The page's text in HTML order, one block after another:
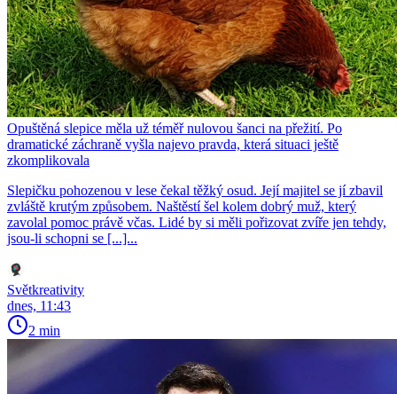
Opuštěná slepice měla už téměř nulovou šanci na přežití. Po
dramatické záchraně vyšla najevo pravda, která situaci ještě
zkomplikovala
Slepičku pohozenou v lese čekal těžký osud. Její majitel se jí zbavil
zvláště krutým způsobem. Naštěstí šel kolem dobrý muž, který
zavolal pomoc právě včas. Lidé by si měli pořizovat zvíře jen tehdy,
jsou-li schopni se [...]...
Světkreativity
dnes, 11:43
2 min